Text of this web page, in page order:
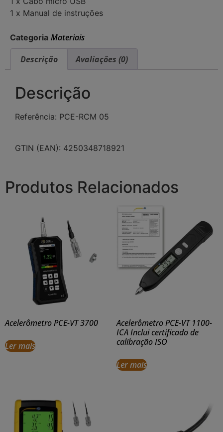
1 x Manual de instruções
Categoria Materiais
Descrição
Avaliações (0)
Descrição
Referência: PCE-RCM 05
GTIN (EAN): 4250348718921
Produtos Relacionados
Acelerômetro PCE-VT 3700
Ler mais
Acelerômetro PCE-VT 1100-
ICA Inclui certificado de
calibração ISO
Ler mais